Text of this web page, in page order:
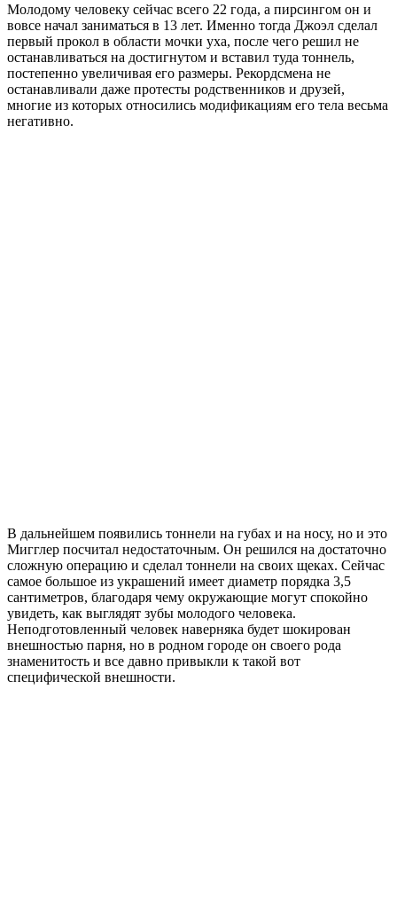
Молодому человеку сейчас всего 22 года, а пирсингом он и
вовсе начал заниматься в 13 лет. Именно тогда Джоэл сделал
первый прокол в области мочки уха, после чего решил не
останавливаться на достигнутом и вставил туда тоннель,
постепенно увеличивая его размеры. Рекордсмена не
останавливали даже протесты родственников и друзей,
многие из которых относились модификациям его тела весьма
негативно.
В дальнейшем появились тоннели на губах и на носу, но и это
Мигглер посчитал недостаточным. Он решился на достаточно
сложную операцию и сделал тоннели на своих щеках. Сейчас
самое большое из украшений имеет диаметр порядка 3,5
сантиметров, благодаря чему окружающие могут спокойно
увидеть, как выглядят зубы молодого человека.
Неподготовленный человек наверняка будет шокирован
внешностью парня, но в родном городе он своего рода
знаменитость и все давно привыкли к такой вот
специфической внешности.